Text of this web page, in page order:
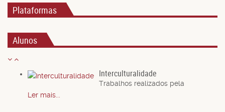
Plataformas
Alunos
Interculturalidade
Trabalhos realizados pela
Ler mais...